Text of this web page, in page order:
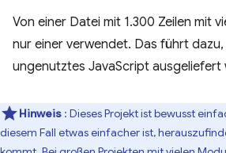
Von einer Datei mit 1.300 Zeilen mit
nur einer verwendet. Das führt dazu,
ungenutztes JavaScript ausgeliefert
Hinweis : Dieses Projekt ist bewusst
diesem Fall etwas einfacher ist,